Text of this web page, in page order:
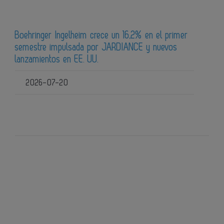
Boehringer Ingelheim crece un 16,2% en el primer
semestre impulsada por JARDIANCE y nuevos
lanzamientos en EE. UU.
2026-07-20